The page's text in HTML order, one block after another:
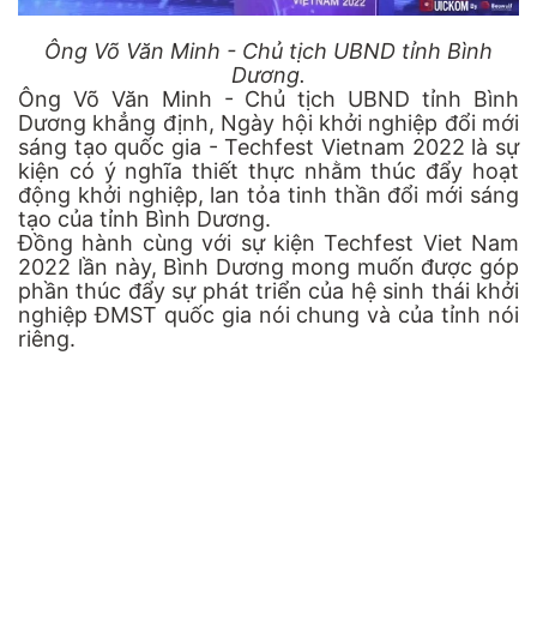
Ông Võ Văn Minh - Chủ tịch UBND tỉnh Bình
Dương.
Ông Võ Văn Minh - Chủ tịch UBND tỉnh Bình
Dương khẳng định, Ngày hội khởi nghiệp đổi mới
sáng tạo quốc gia - Techfest Vietnam 2022 là sự
kiện có ý nghĩa thiết thực nhằm thúc đẩy hoạt
động khởi nghiệp, lan tỏa tinh thần đổi mới sáng
tạo của tỉnh Bình Dương.
Đồng hành cùng với sự kiện Techfest Viet Nam
2022 lần này, Bình Dương mong muốn được góp
phần thúc đẩy sự phát triển của hệ sinh thái khởi
nghiệp ĐMST quốc gia nói chung và của tỉnh nói
riêng.